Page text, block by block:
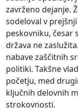
zavrženo dejanje.
sodeloval v
peskovniku, česar
država ne
nabave zaščitnih
politiki. Takšne
početju, med
ključnih delovnih
strokovnosti.